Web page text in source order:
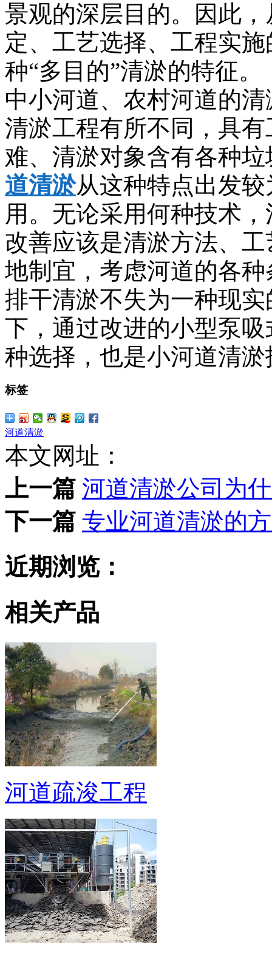
景观的深层目的。因此
定、工艺选择、工程实
种“多目的”清淤的特征。
中小河道、农村河道的
清淤工程有所不同，具
难、清淤对象含有各种
道清淤从这种特点出发
用。无论采用何种技术
改善应该是清淤方法、
地制宜，考虑河道的各
排干清淤不失为一种现
下，通过改进的小型泵
种选择，也是小河道清
标签
河道清淤
本文网址：
上一篇 河道清淤公司为
下一篇 专业河道清淤的
近期浏览：
相关产品
河道疏浚工程